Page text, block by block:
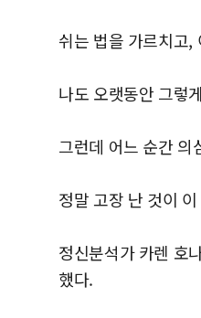
쉬는 법을 가르치고,
나도 오랫동안 그렇
그런데 어느 순간 의
정말 고장 난 것이
정신분석가 카렌 호
했다.